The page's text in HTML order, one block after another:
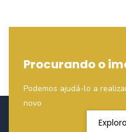
Procurando o
Podemos ajudá-lo a
novo